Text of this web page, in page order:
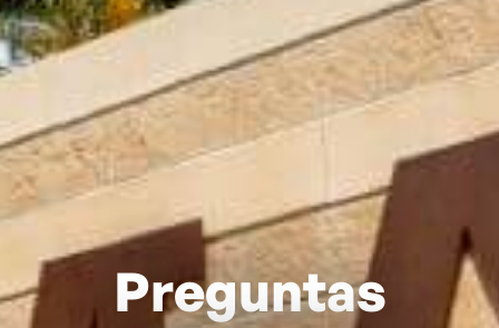
Preguntas